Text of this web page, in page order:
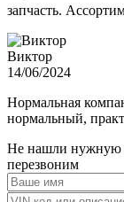
запчасть.
Виктор
14/06/2024
Нормальная
нормальный,
Не нашли нужную
перезвоним